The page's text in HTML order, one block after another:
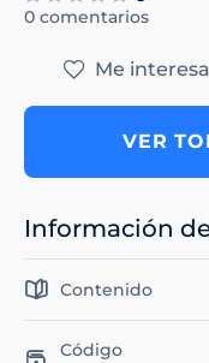
0 comentarios
Me
VER
Información
Contenido
Código